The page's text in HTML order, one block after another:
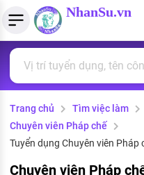
NhanSu.vn
Tìm việc làm
Việc làm ngành luật
Việc làm lương cao
Quản lý CV
Tải CV lên
Tạo CV trực tuyến
Tính lương Gross - Net
Tính thuế thu nhập cá
Tính trợ cấp thất nghiệp
PHÁP LUẬT VIỆT NAM
Văn bản pháp luật
Chính sách mới
PHÁP LUẬT LAO ĐỘNG
Trang chủ Tìm việc làm
Chuyên viên Pháp chế
Tuyển dụng Chuyên viên
Chuyên viên Pháp